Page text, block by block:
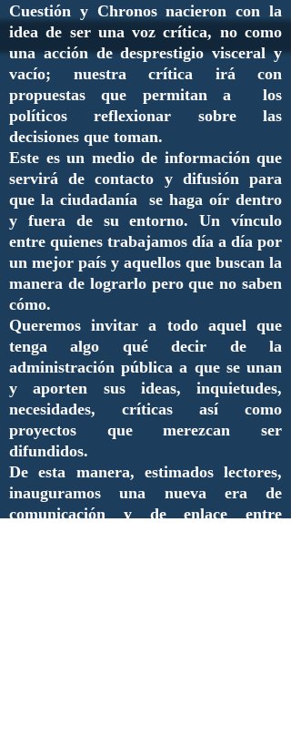
Cuestión y Chronos nacieron con la
idea de ser una voz crítica, no como
una acción de desprestigio visceral y
vacío; nuestra crítica irá con
propuestas que permitan a los
políticos reflexionar sobre las
decisiones que toman.
Este es un medio de información que
servirá de contacto y difusión para
que la ciudadanía se haga oír dentro
y fuera de su entorno. Un vínculo
entre quienes trabajamos día a día por
un mejor país y aquellos que buscan la
manera de lograrlo pero que no saben
cómo.
Queremos invitar a todo aquel que
tenga algo qué decir de la
administración pública a que se unan
y aporten sus ideas, inquietudes,
necesidades, críticas así como
proyectos que merezcan ser
difundidos.
De esta manera, estimados lectores,
inauguramos una nueva era de
comunicación y de enlace entre